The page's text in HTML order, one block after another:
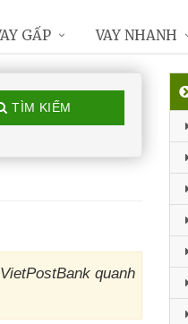
TÌM KIẾM
quanh
GẤP VAY NHANH